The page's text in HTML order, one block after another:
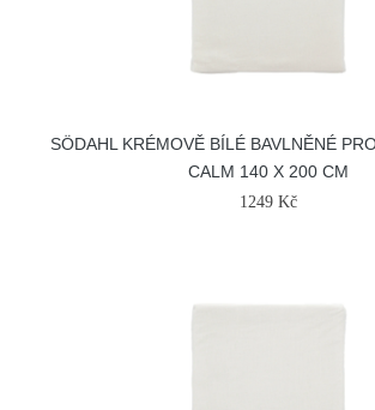
SÖDAHL KRÉMOVĚ BÍLÉ BAVLNĚNÉ
CALM 140 X 200 CM
1249 Kč